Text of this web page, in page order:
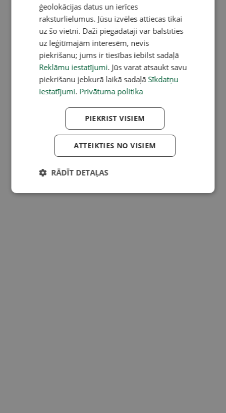
ģeolokācijas datus un ierīces
raksturlielumus. Jūsu izvēles attiecas tikai
uz šo vietni. Daži piegādātāji var balstīties
uz leģitīmajām interesēm, nevis
piekrišanu; jums ir tiesības iebilst sadaļā
Reklāmu iestatījumi. Jūs varat atsaukt savu
piekrišanu jebkurā laikā sadaļā Sīkdatņu
iestatījumi. Privātuma politika
PIEKRIST VISIEM
ATTEIKTIES NO VISIEM
RĀDĪT DETAĻAS